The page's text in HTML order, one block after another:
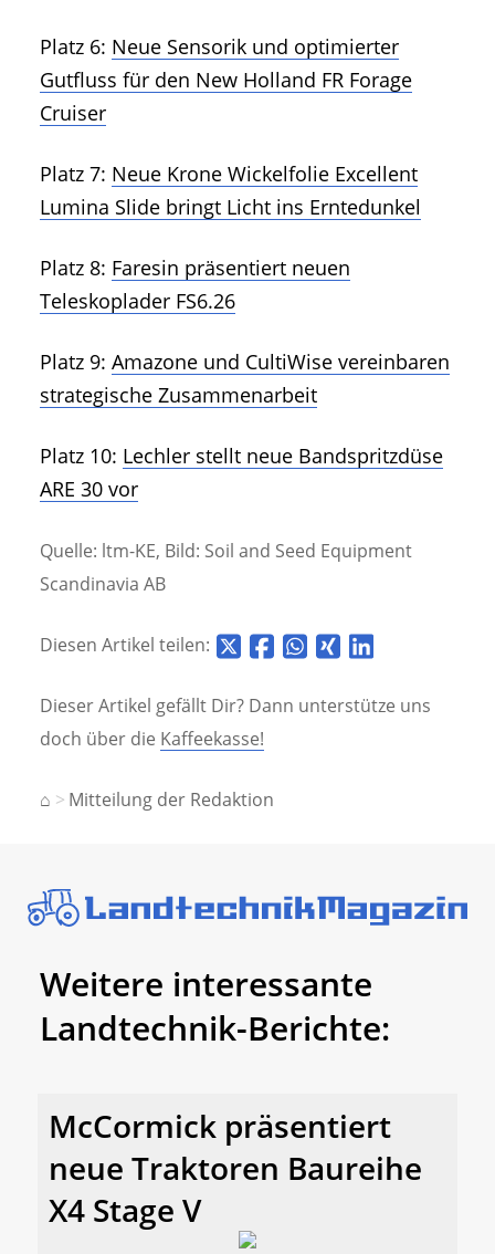
Platz 6: Neue Sensorik und optimierter
Gutfluss für den New Holland FR Forage
Cruiser
Platz 7: Neue Krone Wickelfolie Excellent
Lumina Slide bringt Licht ins Erntedunkel
Platz 8: Faresin präsentiert neuen
Teleskoplader FS6.26
Platz 9: Amazone und CultiWise vereinbaren
strategische Zusammenarbeit
Platz 10: Lechler stellt neue Bandspritzdüse
ARE 30 vor
Quelle: ltm-KE, Bild: Soil and Seed Equipment
Scandinavia AB
Diesen Artikel teilen:
Dieser Artikel gefällt Dir? Dann unterstütze uns
doch über die Kaffeekasse!
⌂ Mitteilung der Redaktion
Weitere interessante
Landtechnik-Berichte:
McCormick präsentiert
neue Traktoren Baureihe
X4 Stage V